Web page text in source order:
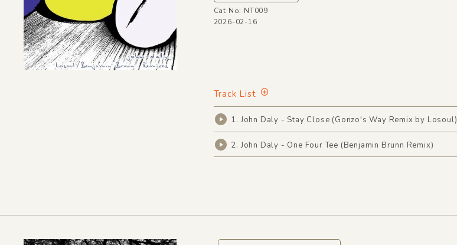
Cat No: NT009
2026-02-16
Track List
1. John Daly - Stay Close (Gonzo's Way Remix by Losoul)
2. John Daly - One Four Tee (Benjamin Brunn Remix)